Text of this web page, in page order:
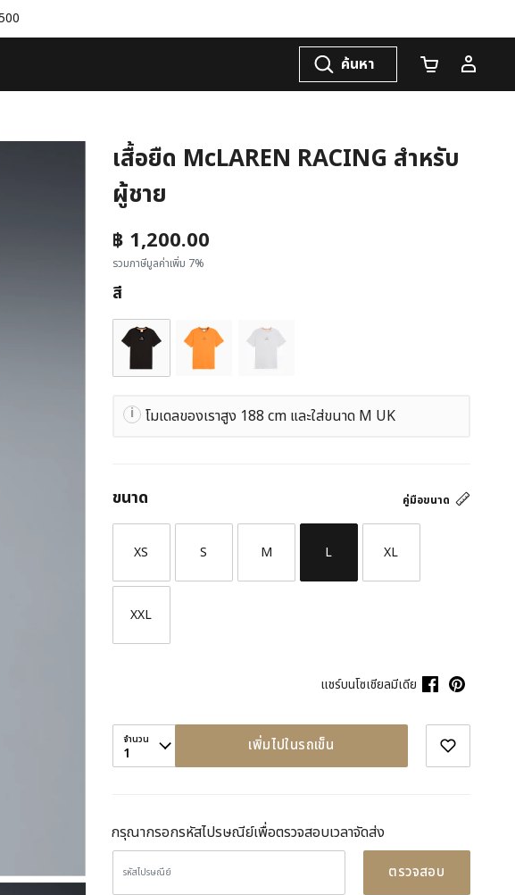
ค้นหา จำนวนรถเข็น
เสื้อยืด McLAREN RACING สำหรับ
ผู้ชาย
฿ 1,200.00
รวมภาษีมูลค่าเพิ่ม 7%
สี
โมเดลของเราสูง 188 cm และใส่ขนาด M UK
คู่มือขนาด
ขนาด
XS S M L XL
XXL
แชร์บนโซเชียลมีเดีย
จำนวน
1 เพิ่มไปในรถเข็น
กรุณากรอกรหัสไปรษณีย์เพื่อตรวจสอบเวลาจัดส่ง
ตรวจสอบ